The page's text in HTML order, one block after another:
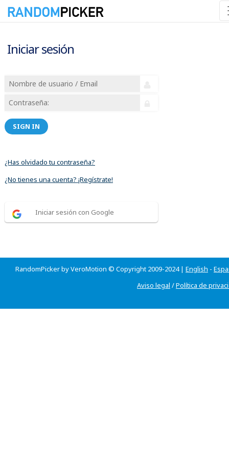
Iniciar sesión
SIGN IN
¿Has olvidado tu contraseña?
¿No tienes una cuenta? ¡Regístrate!
Iniciar sesión con Google
RandomPicker by VeroMotion © Copyright 2009-2024 | English -
Aviso legal /Política de